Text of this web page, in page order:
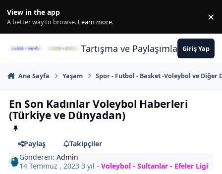
View in the app
A better way to browse. Learn more. ×
Tartışma ve PaylaşımlarınGiriş Yap
Ana Sayfa Yaşam Spor - Futbol - Basket -Voleybol ve Diğer
En Son Kadınlar Voleybol Haberleri
(Türkiye ve Dünyadan)
Paylaş
Takipçiler
Gönderen:Admin
14 Temmuz , 20233 yıl -Voleybol - Sultanlar - Efeler Ligi